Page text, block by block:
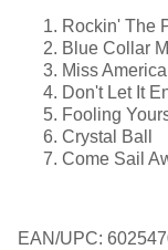
Rockin' The
Blue Collar
Miss America
Don't Let It
Fooling
Crystal Ball
Come Sail
EAN/UPC: